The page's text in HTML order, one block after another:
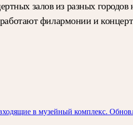
залов из разных
работают филармонии и
в музейный комплекс.